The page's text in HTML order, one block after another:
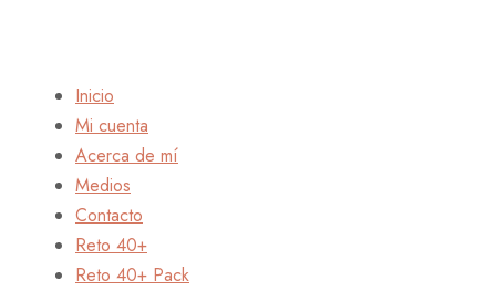
Inicio
Mi cuenta
Acerca de mí
Medios
Contacto
Reto 40+
Reto 40+ Pack